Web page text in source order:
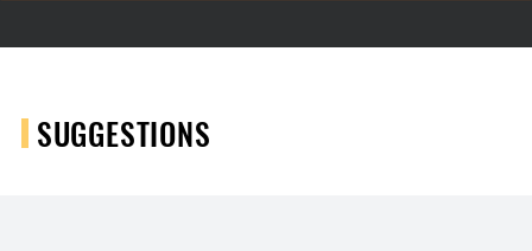
SUGGESTIONS